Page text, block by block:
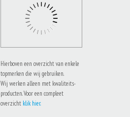
Hierboven een overzicht van enkele
topmerken die wij gebruiken.
Wij werken alleen met kwaliteits-
producten. Voor een compleet
overzicht klik hier.